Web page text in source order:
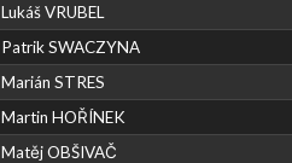
Lukáš VRUBEL
Patrik SWACZYNA
Marián STRES
Martin HOŘÍNEK
Matěj OBŠIVAČ